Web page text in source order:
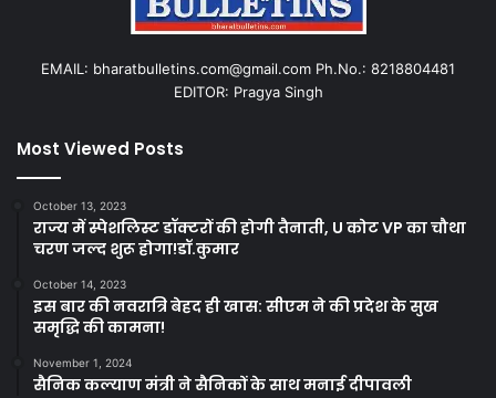
EMAIL: bharatbulletins.com@gmail.com Ph.No.: 8218804481
EDITOR: Pragya Singh
Most Viewed Posts
October 13, 2023
राज्य में स्पेशलिस्ट डॉक्टरों की होगी तैनाती, U कोट VP का चौथा
चरण जल्द शुरू होगा!डॉ.कुमार
October 14, 2023
इस बार की नवरात्रि बेहद ही खास: सीएम ने की प्रदेश के सुख
समृद्धि की कामना!
November 1, 2024
सैनिक कल्याण मंत्री ने सैनिकों के साथ मनाई दीपावली